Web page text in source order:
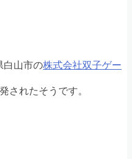
白山市の株式会社双子ゲー
されたそうです。